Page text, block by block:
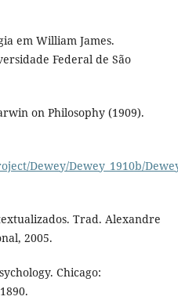
em William James.
Federal de São
on Philosophy (1909).
Dewey/Dewey_1910b/
Trad. Alexandre
2005.
Chicago: